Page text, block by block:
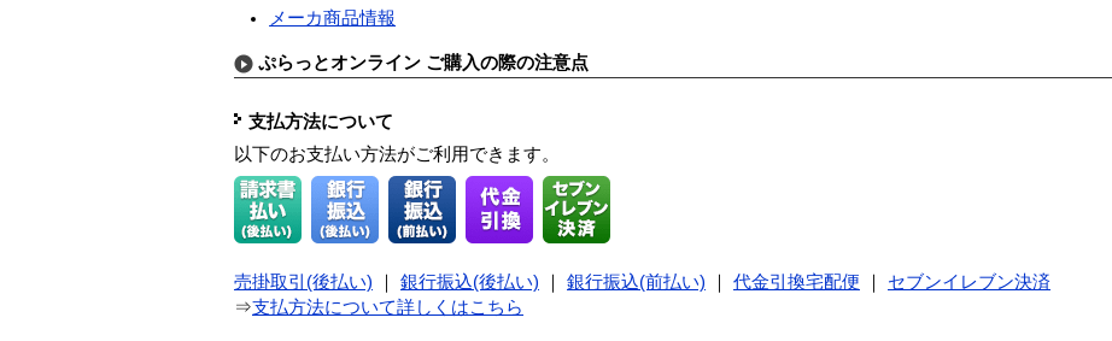
メーカ商品情報
ぷらっとオンライン ご購入の際の注意点
支払方法について
以下のお支払い方法がご利用できます。
売掛取引(後払い) 銀行振込(後払い) 銀行振込(前払い) 代金引換宅配便
セブンイレブン決済
⇒支払方法について詳しくはこちら